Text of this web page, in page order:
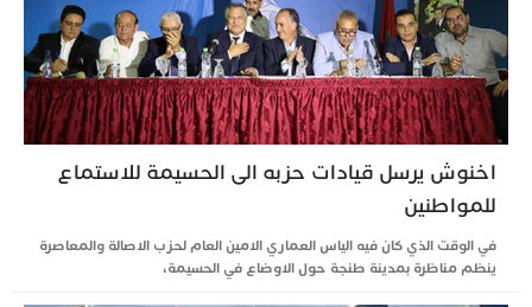
اخنوش يرسل قيادات حزبه الى الحسيمة للاستماع
للمواطنين
في الوقت الذي كان فيه الياس العماري الامين العام لحزب الاصالة والمعاصرة
ينظم مناظرة بمدينة طنجة حول الاوضاع في الحسيمة،